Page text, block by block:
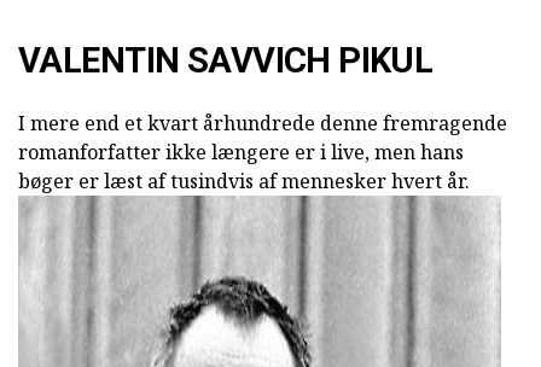
VALENTIN SAVVICH PIKUL
I mere end et kvart århundrede denne fremragende
romanforfatter ikke længere er i live, men hans
bøger er læst af tusindvis af mennesker hvert år.